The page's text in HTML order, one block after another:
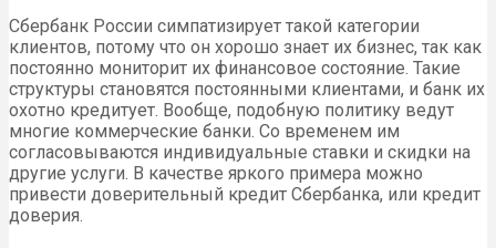
Сбербанк России симпатизирует такой категории
клиентов, потому что он хорошо знает их бизнес, так как
постоянно мониторит их финансовое состояние. Такие
структуры становятся постоянными клиентами, и банк их
охотно кредитует. Вообще, подобную политику ведут
многие коммерческие банки. Со временем им
согласовываются индивидуальные ставки и скидки на
другие услуги. В качестве яркого примера можно
привести доверительный кредит Сбербанка, или кредит
доверия.